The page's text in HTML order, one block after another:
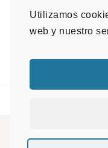
Utilizamos
web y nuestro
977 600